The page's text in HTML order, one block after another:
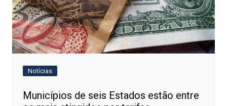
Notícias
Municípios de seis Estados estão entre